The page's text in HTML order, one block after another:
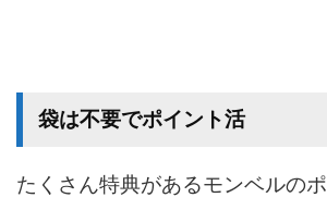
袋は不要でポイント活
たくさん特典があるモンベルのポ